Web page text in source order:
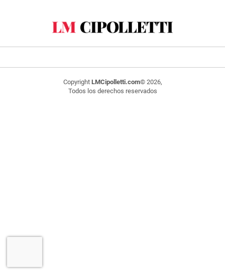
Copyright LMCipolletti.com© 2026,
Todos los derechos reservados